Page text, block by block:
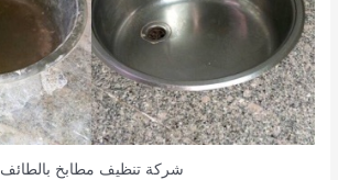
شركة تنظيف مطابخ بالطائف